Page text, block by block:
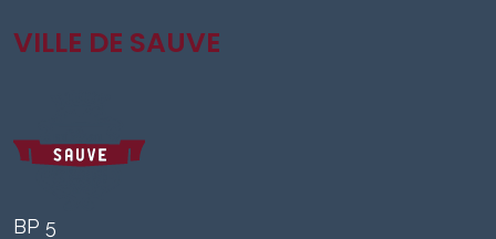
VILLE DE SAUVE
BP 5